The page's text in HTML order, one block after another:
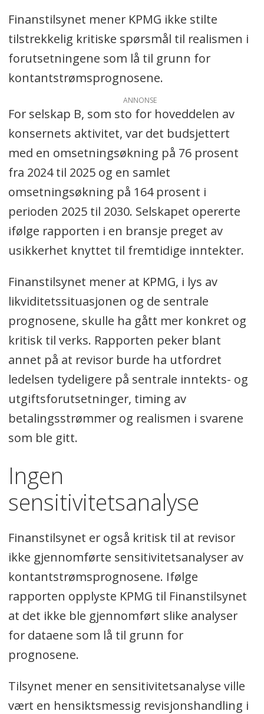
Finanstilsynet mener KPMG ikke stilte
tilstrekkelig kritiske spørsmål til realismen i
forutsetningene som lå til grunn for
kontantstrømsprognosene.
ANNONSE
For selskap B, som sto for hoveddelen av
konsernets aktivitet, var det budsjettert
med en omsetningsøkning på 76 prosent
fra 2024 til 2025 og en samlet
omsetningsøkning på 164 prosent i
perioden 2025 til 2030. Selskapet opererte
ifølge rapporten i en bransje preget av
usikkerhet knyttet til fremtidige inntekter.
Finanstilsynet mener at KPMG, i lys av
likviditetssituasjonen og de sentrale
prognosene, skulle ha gått mer konkret og
kritisk til verks. Rapporten peker blant
annet på at revisor burde ha utfordret
ledelsen tydeligere på sentrale inntekts- og
utgiftsforutsetninger, timing av
betalingsstrømmer og realismen i svarene
som ble gitt.
Ingen
sensitivitetsanalyse
Finanstilsynet er også kritisk til at revisor
ikke gjennomførte sensitivitetsanalyser av
kontantstrømsprognosene. Ifølge
rapporten opplyste KPMG til Finanstilsynet
at det ikke ble gjennomført slike analyser
for dataene som lå til grunn for
prognosene.
Tilsynet mener en sensitivitetsanalyse ville
vært en hensiktsmessig revisjonshandling i